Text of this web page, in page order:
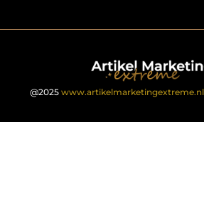
@2025 www.artikelmarketingextreme.nl